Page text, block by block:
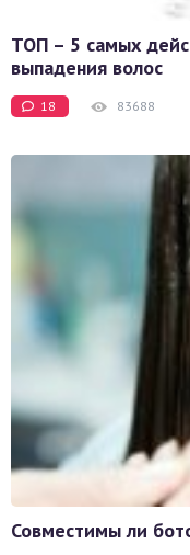
ТОП – 5 самых
выпадения волос
18 83688
Совместимы ли